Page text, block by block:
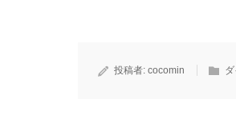
投稿者: cocomin